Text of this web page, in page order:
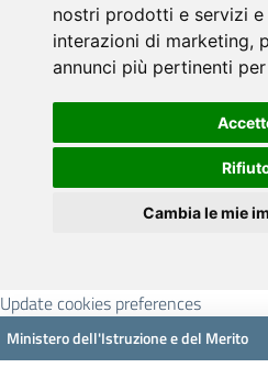
nostri prodotti e servizi
interazioni di marketing,
annunci più pertinenti
Cambia le mie
Update cookies preferences
Ministero dell'Istruzione e del Merito